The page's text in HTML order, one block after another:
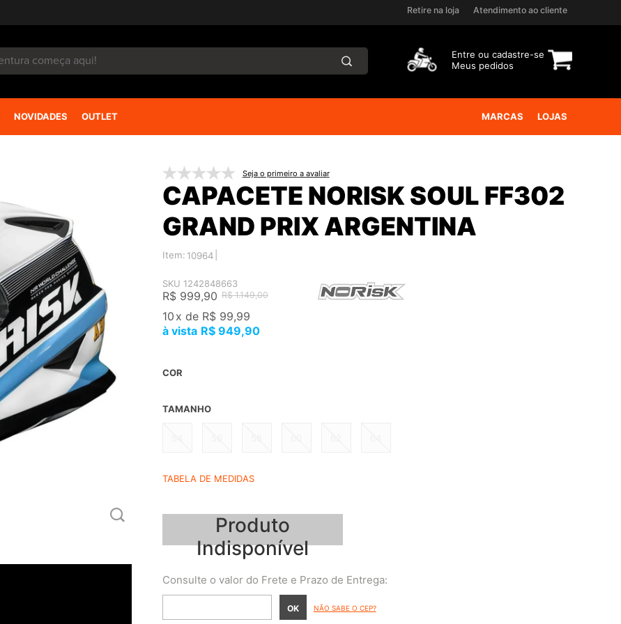
Retire na loja Atendimento ao cliente
Entre ou cadastre-se
Meus pedidos
NOVIDADES OUTLET LOJAS
MARCAS
Seja o primeiro a avaliar
CAPACETE NORISK SOUL FF302
GRAND PRIX ARGENTINA
Item: 10964
SKU 1242848663
R$ 1.149,00
R$ 999,90
10 x de R$ 99,99
R$ 949,90
COR
TAMANHO
TABELA DE MEDIDAS
Produto
Indisponível
NÃO SABE O CEP?